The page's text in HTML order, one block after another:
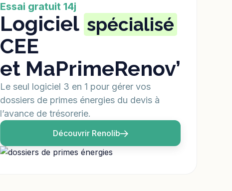
Essai gratuit 14j
Logiciel spécialisé
CEE
et MaPrimeRenov’
Le seul logiciel 3 en 1 pour gérer vos
dossiers de primes énergies du devis à
l’avance de trésorerie.
Découvrir Renolib